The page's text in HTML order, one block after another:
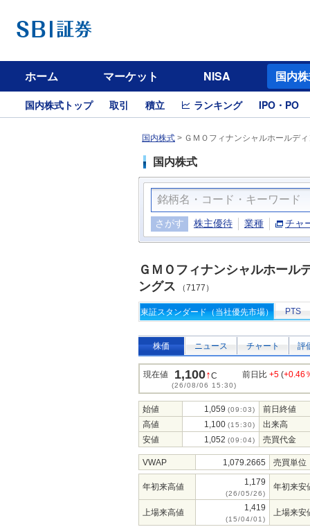
ホーム マーケット NISA 国内
国内株式トップ 取引 積立 ランキング IPO・PO
国内株式 > ＧＭＯフィナンシャルホールデ
国内株式
さがす 株主優待 業種 チャ
ＧＭＯフィナンシャルホール
ングス （7177）
東証スタンダード（当社優先市場） PTS
株価 ニュース チャート 評
現在値 1,100↑C
(26/08/06 15:30)
前日比 +5 (+0.46
始値 1,059 (09:03)
前日終値
高値
1,100 (15:30)
出来高
安値
1,052 (09:04) 売買代金
VWAP 1,079.2665 売買単位
年初来高値 1,179
(26/05/26)
年初来安
上場来高値 1,419
(15/04/01)
上場来安